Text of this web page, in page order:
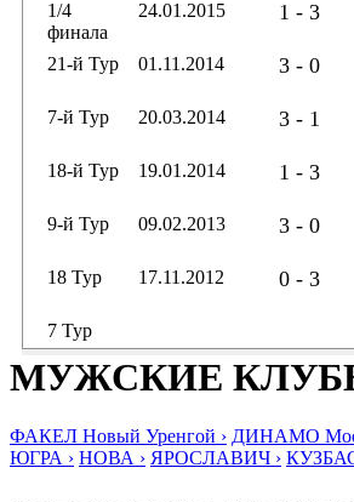
1/4
финала
24.01.2015 1 - 3
21-й Тур
01.11.2014 3 - 0
7-й Тур
20.03.2014 3 - 1
18-й Тур
19.01.2014 1 - 3
9-й Тур
09.02.2013 3 - 0
18 Тур
17.11.2012 0 - 3
7 Тур
МУЖСКИЕ
ФАКЕЛ Новый Уренгой › ДИНАМО
ЮГРА › НОВА › ЯРОСЛАВИЧ ›